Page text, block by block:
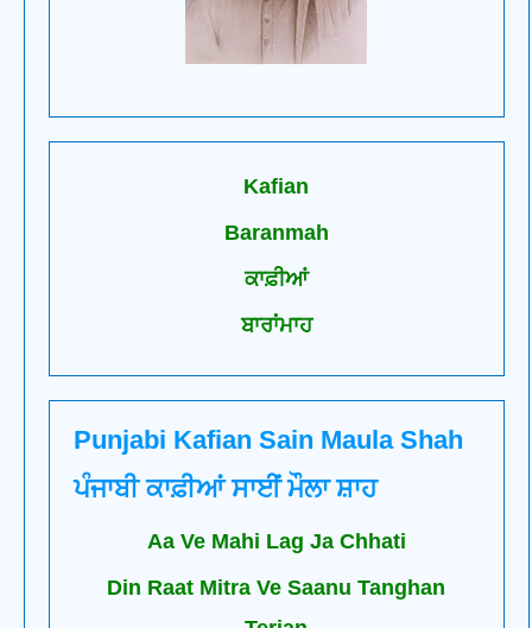
Kafian
Baranmah
ਕਾਫ਼ੀਆਂ
ਬਾਰਾਂਮਾਹ
Punjabi Kafian Sain Maula Shah
ਪੰਜਾਬੀ ਕਾਫ਼ੀਆਂ ਸਾਈਂ ਮੌਲਾ ਸ਼ਾਹ
Aa Ve Mahi Lag Ja Chhati
Din Raat Mitra Ve Saanu Tanghan